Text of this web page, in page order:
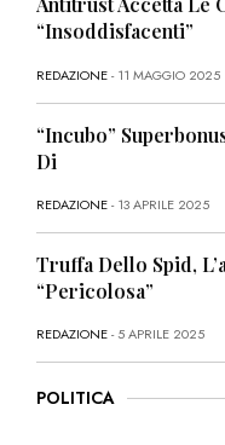
“Insoddisfacenti”
REDAZIONE- 11 MAGGIO 2025
“Incubo”
Di
REDAZIONE- 13 APRILE 2025
Truffa Dello Spid,
“Pericolosa”
REDAZIONE- 5 APRILE 2025
POLITICA